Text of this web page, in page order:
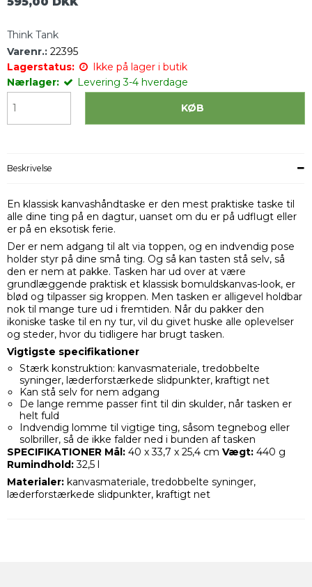
Think Tank
Varenr.: 22395
Lagerstatus:
Ikke på lager i butik
Nærlager:
Levering 3-4 hverdage
KØB
Beskrivelse
En klassisk kanvashåndtaske er den mest praktiske taske til
alle dine ting på en dagtur, uanset om du er på udflugt eller
er på en eksotisk ferie.
Der er nem adgang til alt via toppen, og en indvendig pose
holder styr på dine små ting. Og så kan tasten stå selv, så
den er nem at pakke. Tasken har ud over at være
grundlæggende praktisk et klassisk bomuldskanvas-look, er
blød og tilpasser sig kroppen. Men tasken er alligevel holdbar
nok til mange ture ud i fremtiden. Når du pakker den
ikoniske taske til en ny tur, vil du givet huske alle oplevelser
og steder, hvor du tidligere har brugt tasken.
Vigtigste specifikationer
Stærk konstruktion: kanvasmateriale, tredobbelte
syninger, læderforstærkede slidpunkter, kraftigt net
Kan stå selv for nem adgang
De lange remme passer fint til din skulder, når tasken er
helt fuld
Indvendig lomme til vigtige ting, såsom tegnebog eller
solbriller, så de ikke falder ned i bunden af tasken
SPECIFIKATIONER Mål: 40 x 33,7 x 25,4 cm Vægt: 440 g
Rumindhold:32,5 l
Materialer: kanvasmateriale, tredobbelte syninger,
læderforstærkede slidpunkter, kraftigt net